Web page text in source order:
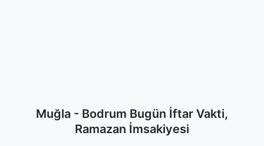
Muğla - Bodrum Bugün İftar Vakti,
Ramazan İmsakiyesi